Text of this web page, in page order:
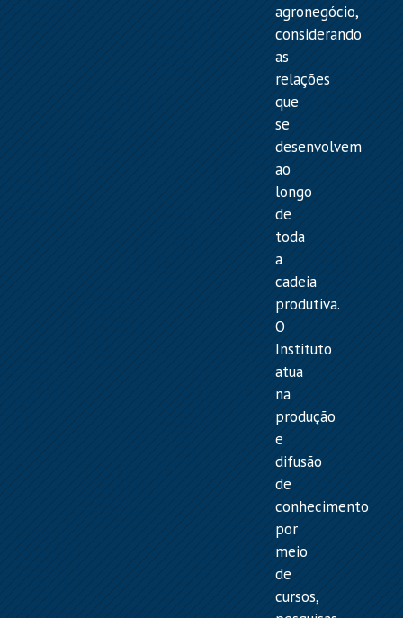
agronegócio,
considerando
as
relações
que
se
desenvolvem
ao
longo
de
toda
a
cadeia
produtiva.
O
Instituto
atua
na
produção
e
difusão
de
conhecimento
por
meio
de
cursos,